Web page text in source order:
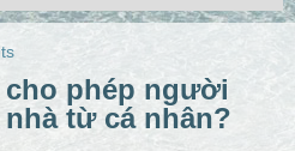
phép người
từ cá nhân?